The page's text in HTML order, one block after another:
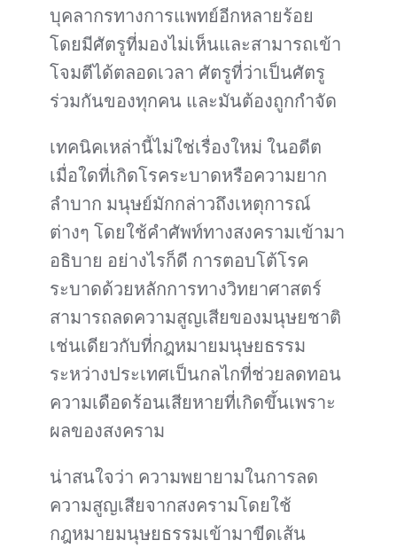
บุคลากรทางการแพทย์อีกหลายร้อย
โดยมีศัตรูที่มองไม่เห็นและสามารถเข้า
โจมตีได้ตลอดเวลา ศัตรูที่ว่าเป็นศัตรู
ร่วมกันของทุกคน และมันต้องถูกกำจัด
เทคนิคเหล่านี้ไม่ใช่เรื่องใหม่ ในอดีต
เมื่อใดที่เกิดโรคระบาดหรือความยาก
ลำบาก มนุษย์มักกล่าวถึงเหตุการณ์
ต่างๆ โดยใช้คำศัพท์ทางสงครามเข้ามา
อธิบาย อย่างไรก็ดี การตอบโต้โรค
ระบาดด้วยหลักการทางวิทยาศาสตร์
สามารถลดความสูญเสียของมนุษยชาติ
เช่นเดียวกับที่กฎหมายมนุษยธรรม
ระหว่างประเทศเป็นกลไกที่ช่วยลดทอน
ความเดือดร้อนเสียหายที่เกิดขึ้นเพราะ
ผลของสงคราม
น่าสนใจว่า ความพยายามในการลด
ความสูญเสียจากสงครามโดยใช้
กฎหมายมนุษยธรรมเข้ามาขีดเส้น